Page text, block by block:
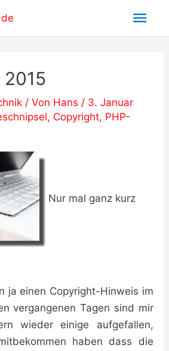
/ Von Hans / 3. Januar
, Copyright, PHP-
Nur mal ganz kurz
ja einen Copyright-Hinweis im
vergangenen Tagen sind mir
wieder einige aufgefallen,
haben dass die